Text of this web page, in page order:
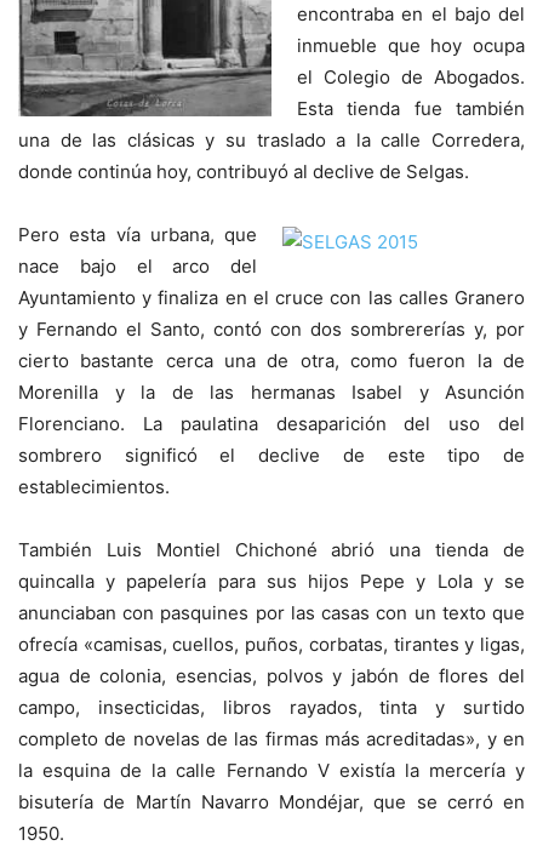
encontraba en el bajo del
inmueble que hoy ocupa
el Colegio de Abogados.
Esta tienda fue también
una de las clásicas y su traslado a la calle Corredera,
donde continúa hoy, contribuyó al declive de Selgas.
Pero esta vía urbana, que
nace bajo el arco del
Ayuntamiento y finaliza en el cruce con las calles Granero
y Fernando el Santo, contó con dos sombrererías y, por
cierto bastante cerca una de otra, como fueron la de
Morenilla y la de las hermanas Isabel y Asunción
Florenciano. La paulatina desaparición del uso del
sombrero significó el declive de este tipo de
establecimientos.
También Luis Montiel Chichoné abrió una tienda de
quincalla y papelería para sus hijos Pepe y Lola y se
anunciaban con pasquines por las casas con un texto que
ofrecía «camisas, cuellos, puños, corbatas, tirantes y ligas,
agua de colonia, esencias, polvos y jabón de flores del
campo, insecticidas, libros rayados, tinta y surtido
completo de novelas de las firmas más acreditadas», y en
la esquina de la calle Fernando V existía la mercería y
bisutería de Martín Navarro Mondéjar, que se cerró en
1950.